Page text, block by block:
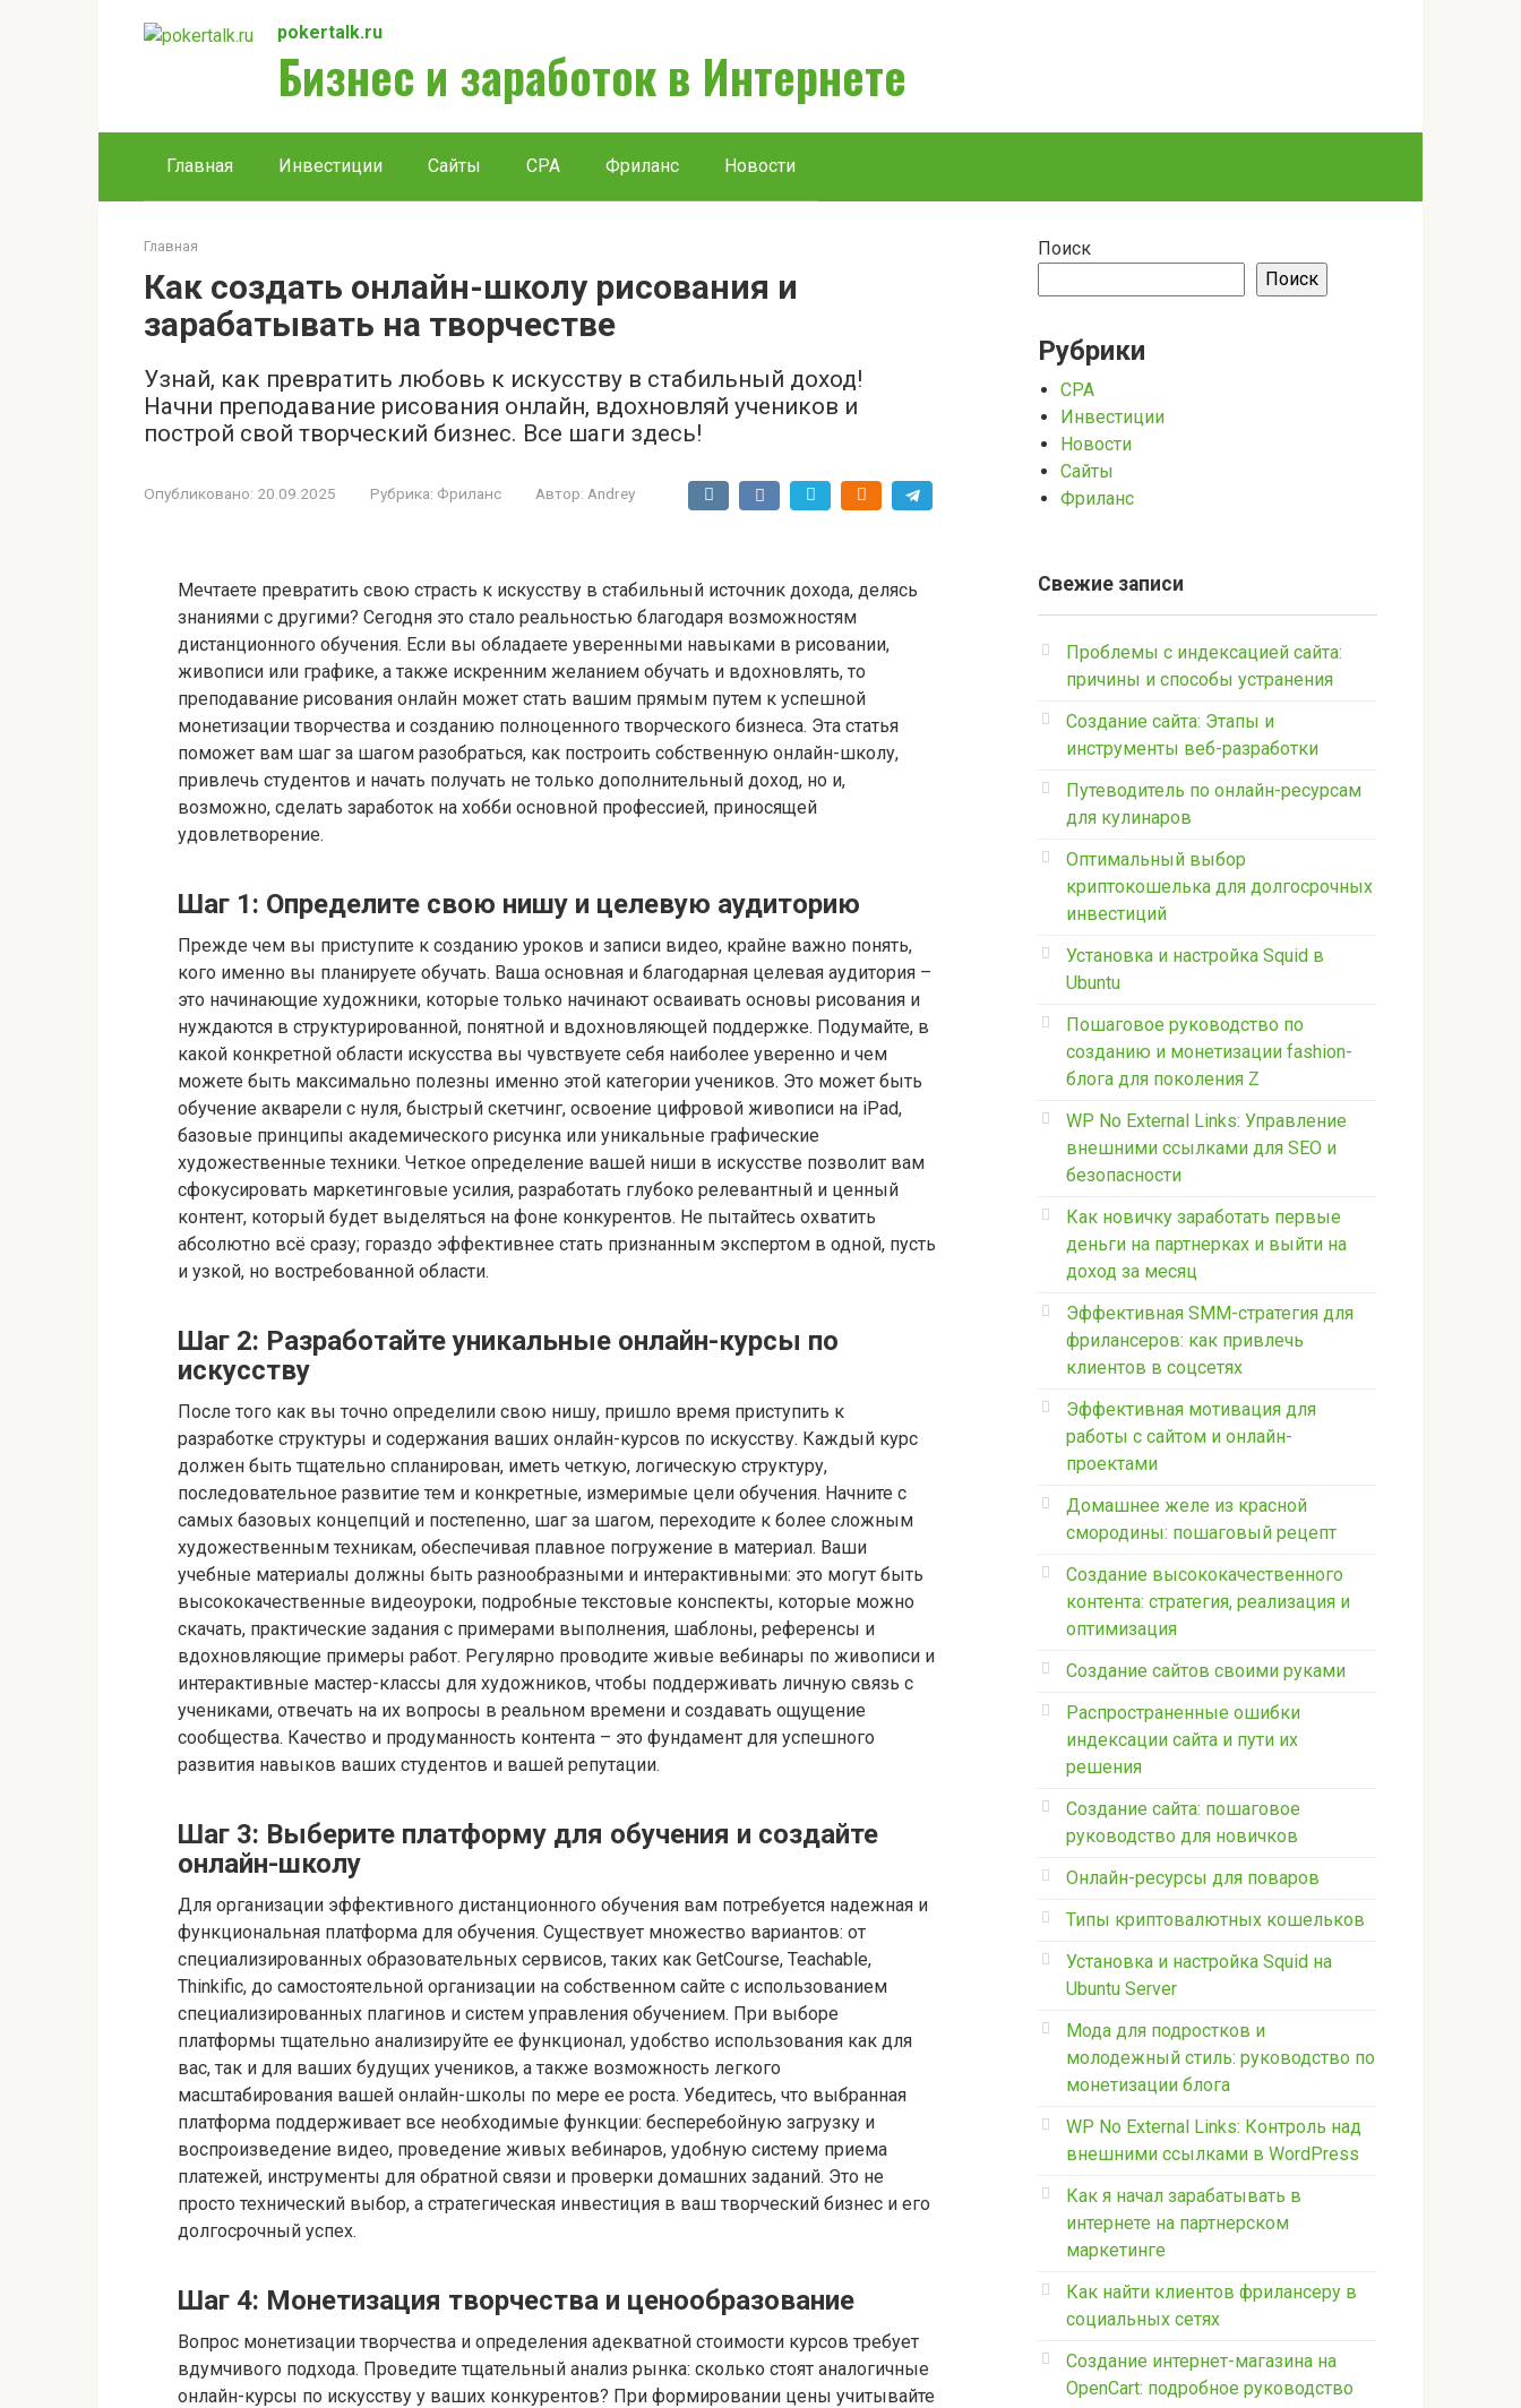
pokertalk.ru
Бизнес и заработок в Интернете
Главная Инвестиции Сайты CPA Фриланс Новости
Главная
Как создать онлайн-школу рисования и
зарабатывать на творчестве
Узнай, как превратить любовь к искусству в стабильный доход!
Начни преподавание рисования онлайн, вдохновляй учеников и
построй свой творческий бизнес. Все шаги здесь!
Опубликовано: 20.09.2025 Рубрика: Фриланс Автор: Andrey
Мечтаете превратить свою страсть к искусству в стабильный источник дохода, делясь
знаниями с другими? Сегодня это стало реальностью благодаря возможностям
дистанционного обучения. Если вы обладаете уверенными навыками в рисовании,
живописи или графике, а также искренним желанием обучать и вдохновлять, то
преподавание рисования онлайн может стать вашим прямым путем к успешной
монетизации творчества и созданию полноценного творческого бизнеса. Эта статья
поможет вам шаг за шагом разобраться, как построить собственную онлайн-школу,
привлечь студентов и начать получать не только дополнительный доход, но и,
возможно, сделать заработок на хобби основной профессией, приносящей
удовлетворение.
Шаг 1: Определите свою нишу и целевую аудиторию
Прежде чем вы приступите к созданию уроков и записи видео, крайне важно понять,
кого именно вы планируете обучать. Ваша основная и благодарная целевая аудитория –
это начинающие художники, которые только начинают осваивать основы рисования и
нуждаются в структурированной, понятной и вдохновляющей поддержке. Подумайте, в
какой конкретной области искусства вы чувствуете себя наиболее уверенно и чем
можете быть максимально полезны именно этой категории учеников. Это может быть
обучение акварели с нуля, быстрый скетчинг, освоение цифровой живописи на iPad,
базовые принципы академического рисунка или уникальные графические
художественные техники. Четкое определение вашей ниши в искусстве позволит вам
сфокусировать маркетинговые усилия, разработать глубоко релевантный и ценный
контент, который будет выделяться на фоне конкурентов. Не пытайтесь охватить
абсолютно всё сразу; гораздо эффективнее стать признанным экспертом в одной, пусть
и узкой, но востребованной области.
Шаг 2: Разработайте уникальные онлайн-курсы по
искусству
После того как вы точно определили свою нишу, пришло время приступить к
разработке структуры и содержания ваших онлайн-курсов по искусству. Каждый курс
должен быть тщательно спланирован, иметь четкую, логическую структуру,
последовательное развитие тем и конкретные, измеримые цели обучения. Начните с
самых базовых концепций и постепенно, шаг за шагом, переходите к более сложным
художественным техникам, обеспечивая плавное погружение в материал. Ваши
учебные материалы должны быть разнообразными и интерактивными: это могут быть
высококачественные видеоуроки, подробные текстовые конспекты, которые можно
скачать, практические задания с примерами выполнения, шаблоны, референсы и
вдохновляющие примеры работ. Регулярно проводите живые вебинары по живописи и
интерактивные мастер-классы для художников, чтобы поддерживать личную связь с
учениками, отвечать на их вопросы в реальном времени и создавать ощущение
сообщества. Качество и продуманность контента – это фундамент для успешного
развития навыков ваших студентов и вашей репутации.
Шаг 3: Выберите платформу для обучения и создайте
онлайн-школу
Для организации эффективного дистанционного обучения вам потребуется надежная и
функциональная платформа для обучения. Существует множество вариантов: от
специализированных образовательных сервисов, таких как GetCourse, Teachable,
Thinkific, до самостоятельной организации на собственном сайте с использованием
специализированных плагинов и систем управления обучением. При выборе
платформы тщательно анализируйте ее функционал, удобство использования как для
вас, так и для ваших будущих учеников, а также возможность легкого
масштабирования вашей онлайн-школы по мере ее роста. Убедитесь, что выбранная
платформа поддерживает все необходимые функции: бесперебойную загрузку и
воспроизведение видео, проведение живых вебинаров, удобную систему приема
платежей, инструменты для обратной связи и проверки домашних заданий. Это не
просто технический выбор, а стратегическая инвестиция в ваш творческий бизнес и его
долгосрочный успех.
Шаг 4: Монетизация творчества и ценообразование
Вопрос монетизации творчества и определения адекватной стоимости курсов требует
вдумчивого подхода. Проведите тщательный анализ рынка: сколько стоят аналогичные
онлайн-курсы по искусству у ваших конкурентов? При формировании цены учитывайте
Поиск
Поиск
Рубрики
CPA
Инвестиции
Новости
Сайты
Фриланс
Свежие записи
Проблемы с индексацией сайта:
причины и способы устранения
Создание сайта: Этапы и
инструменты веб-разработки
Путеводитель по онлайн-ресурсам
для кулинаров
Оптимальный выбор
криптокошелька для долгосрочных
инвестиций
Установка и настройка Squid в
Ubuntu
Пошаговое руководство по
созданию и монетизации fashion-
блога для поколения Z
WP No External Links: Управление
внешними ссылками для SEO и
безопасности
Как новичку заработать первые
деньги на партнерках и выйти на
доход за месяц
Эффективная SMM-стратегия для
фрилансеров: как привлечь
клиентов в соцсетях
Эффективная мотивация для
работы с сайтом и онлайн-
проектами
Домашнее желе из красной
смородины: пошаговый рецепт
Создание высококачественного
контента: стратегия, реализация и
оптимизация
Создание сайтов своими руками
Распространенные ошибки
индексации сайта и пути их
решения
Создание сайта: пошаговое
руководство для новичков
Онлайн-ресурсы для поваров
Типы криптовалютных кошельков
Установка и настройка Squid на
Ubuntu Server
Мода для подростков и
молодежный стиль: руководство по
монетизации блога
WP No External Links: Контроль над
внешними ссылками в WordPress
Как я начал зарабатывать в
интернете на партнерском
маркетинге
Как найти клиентов фрилансеру в
социальных сетях
Создание интернет-магазина на
OpenCart: подробное руководство